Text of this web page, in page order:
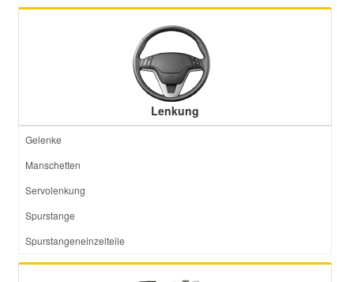
Lenkung
Gelenke
Manschetten
Servolenkung
Spurstange
Spurstangeneinzelteile